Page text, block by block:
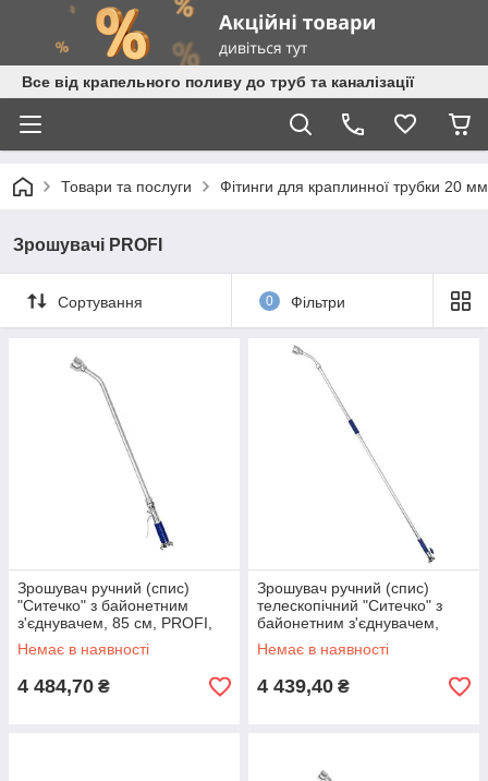
Все від крапельного поливу до труб та каналізації
Товари та послуги Фітинги для краплинної трубки 20 мм
Зрошувачі PROFI
Сортування 0 Фільтри
Зрошувач ручний (спис)
"Ситечко" з байонетним
з'єднувачем, 85 см, PROFI,
GKIWA85-1
Немає в наявності
4 484,70 ₴
Зрошувач ручний (спис)
телескопічний "Ситечко" з
байонетним з'єднувачем,
140-240 см, PROFI,
GKIWC240-1
Немає в наявності
4 439,40 ₴